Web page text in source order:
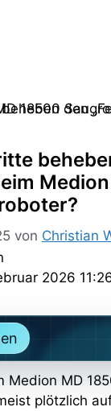
von Christian
2026
Medion MD
plötzlich